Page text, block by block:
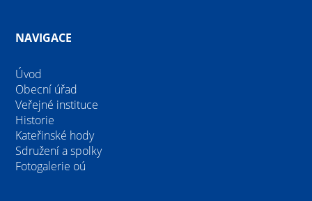
NAVIGACE
Úvod
Obecní úřad
Veřejné instituce
Historie
Kateřinské hody
Sdružení a spolky
Fotogalerie oú